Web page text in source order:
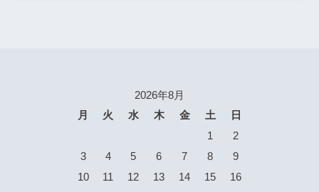
2026年8月
月
火 水 木 金 土
日
1
2
3
4 5 6 7 8
9
10
11 12 13 14 15
16